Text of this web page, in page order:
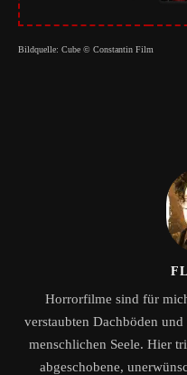
Bildquelle: Cube © Constantin Film
Horrorfilme sind für
verstaubten Dachböden
menschlichen Seele. Hier
abgeschobene,